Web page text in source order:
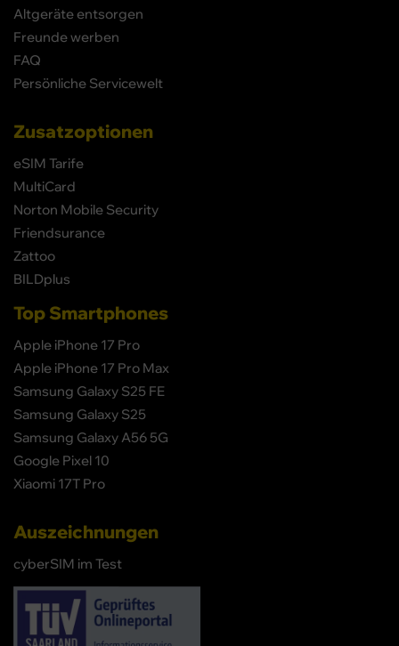
Altgeräte entsorgen
Freunde werben
FAQ
Persönliche Servicewelt
Zusatzoptionen
eSIM Tarife
MultiCard
Norton Mobile Security
Friendsurance
Zattoo
BILDplus
Top Smartphones
Apple iPhone 17 Pro
Apple iPhone 17 Pro Max
Samsung Galaxy S25 FE
Samsung Galaxy S25
Samsung Galaxy A56 5G
Google Pixel 10
Xiaomi 17T Pro
Auszeichnungen
cyberSIM im Test